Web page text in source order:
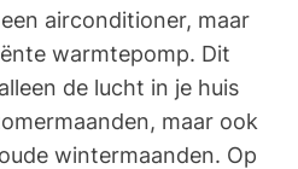
airconditioner, maar
warmtepomp. Dit
de lucht in je huis
maar ook
wintermaanden. Op